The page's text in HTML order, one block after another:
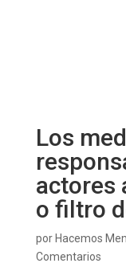
Los
actores
o filtro
por Hacemos
Comentarios